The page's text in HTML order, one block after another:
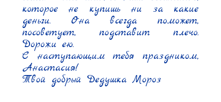
которое не купишь ни за какие
деньги. Она всегда поможет,
посоветует, подставит плечо.
Дорожи ею.
С наступающим тебя праздником,
Анастасия!
Твой добрый Дедушка Мороз